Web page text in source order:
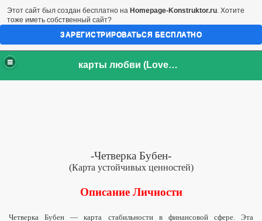
карты любви (LoveCards)
-Четверка Бубен-
(Карта устойчивых ценностей)
Описание Личности
Четверка Бубен — карта стабильности в финансовой сфере. Эта
Этот сайт был создан бесплатно на Homepage-Konstruktor.ru. Хотите
тоже иметь собственный сайт?
ЗАРЕГИСТРИРОВАТЬСЯ БЕСПЛАТНО